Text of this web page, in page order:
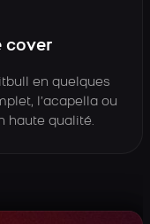
cover
en quelques
l’acapella ou
haute qualité.